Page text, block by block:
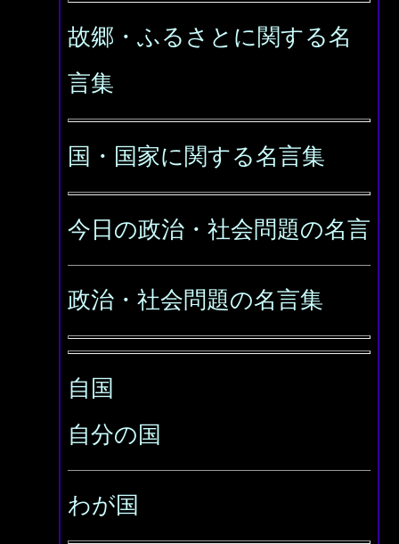
故郷・ふるさとに関する名
言集
国・国家に関する名言集
今日の政治・社会問題の名言
政治・社会問題の名言集
自国
自分の国
わが国